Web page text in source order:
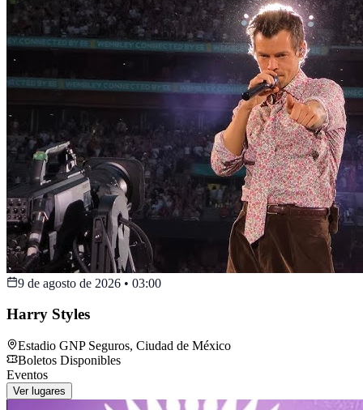
9 de agosto de 2026 • 03:00
Harry Styles
Estadio GNP Seguros, Ciudad de México
Boletos Disponibles
Eventos
Ver lugares